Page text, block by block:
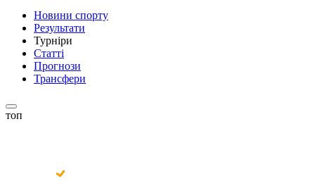
Новини спорту
Результати
Турніри
Статті
Прогнози
Трансфери
топ